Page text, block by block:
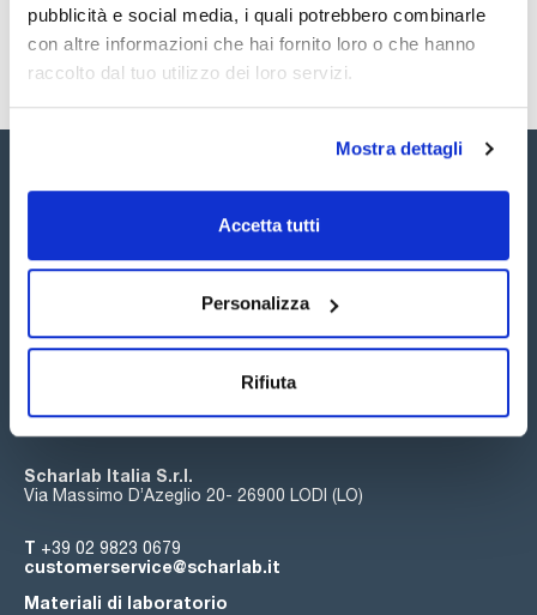
pubblicità e social media, i quali potrebbero combinarle
con altre informazioni che hai fornito loro o che hanno
raccolto dal tuo utilizzo dei loro servizi.
Mostra dettagli
Accetta tutti
Personalizza
Rifiuta
Iscriviti alla Newsletter
Scharlab Italia S.r.l.
Via Massimo D’Azeglio 20- 26900 LODI (LO)
T +39 02 9823 0679
customerservice@scharlab.it
Materiali di laboratorio